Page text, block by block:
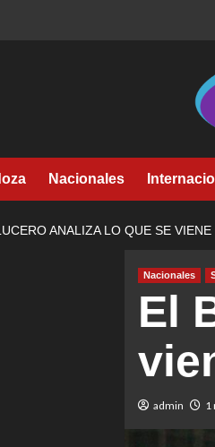
Nacionales
ANALIZA LO QUE SE VIENE
Nacionales
El
admin 1